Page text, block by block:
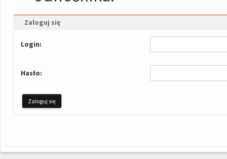
Zaloguj się
Login:
Hasło: